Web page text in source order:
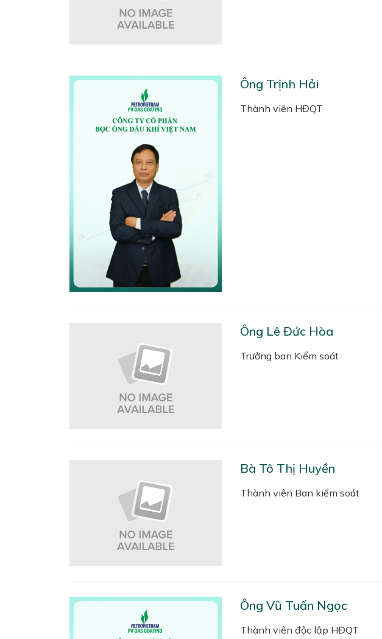
Ông Trịnh Hải
Thành viên HĐQT
Ông Lê Đức Hòa
Trưởng ban Kiểm soát
Bà Tô Thị Huyền
Thành viên Ban kiểm soát
Ông Vũ Tuấn Ngọc
Thành viên độc lập HĐQT